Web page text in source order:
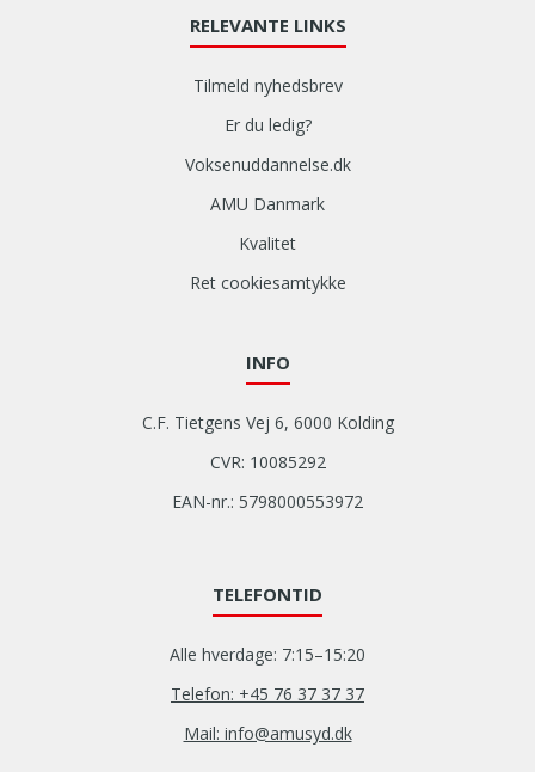
RELEVANTE LINKS
Tilmeld nyhedsbrev
Er du ledig?
Voksenuddannelse.dk
AMU Danmark
Kvalitet
Ret cookiesamtykke
INFO
C.F. Tietgens Vej 6, 6000 Kolding
CVR: 10085292
EAN-nr.: 5798000553972
TELEFONTID
Alle hverdage: 7:15–15:20
Telefon: +45 76 37 37 37
Mail: info@amusyd.dk